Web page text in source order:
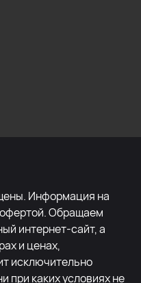
Информация на
Обращаем
интернет-сайт, а
и ценах,
исключительно
при каких условиях не